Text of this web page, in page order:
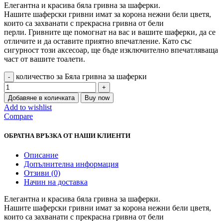
Елегантна и красива бяла гривна за шаферки.
Нашите шаферски гривни имат за корона нежни бели цветя,
които са захванати с прекрасна гривна от бели
перли. Гривните ще помогнат на вас и вашите шаферки, да се
отличите и да оставите приятно впечатление. Като със
сигурност този аксесоар, ще бъде изключително впечатляваща
част от вашите тоалети.
количество за Бяла гривна за шаферки
Добавяне в количката Buy now
Add to wishlist
Compare
ОБРАТНА ВРЪЗКА ОТ НАШИ КЛИЕНТИ
Описание
Допълнителна информация
Отзиви (0)
Начин на доставка
Елегантна и красива бяла гривна за шаферки.
Нашите шаферски гривни имат за корона нежни бели цветя,
които са захванати с прекрасна гривна от бели